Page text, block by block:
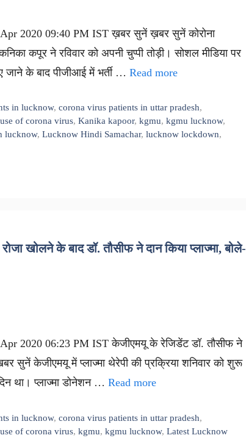
2020 09:40 PM IST ख़बर सुनें ख़बर सुनें कोरोना
कपूर ने रविवार को अपनी चुप्पी तोड़ी। सोशल मीडिया पर
जाने के बाद पीजीआई में भर्ती … Read more
in lucknow,corona virus patients in uttar pradesh,
of corona virus, Kanika kapoor, kgmu, kgmu lucknow,
lucknow, Lucknow Hindi Samachar, lucknow lockdown,
खोलने के बाद डॉ. तौसीफ ने दान किया प्लाज्मा, बोले-
2020 06:23 PM IST केजीएमयू के रेजिडेंट डॉ. तौसीफ ने
सुनें केजीएमयू में प्लाज्मा थेरेपी की प्रक्रिया शनिवार को शुरू
था। प्लाज्मा डोनेशन … Read more
in lucknow,corona virus patients in uttar pradesh,
of corona virus, kgmu, kgmu lucknow, Latest Lucknow